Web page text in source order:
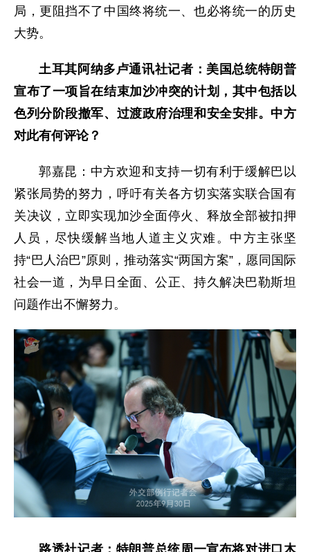
局，更阻挡不了中国终将统一、也必将统一的历史
大势。
土耳其阿纳多卢通讯社记者：美国总统特朗普
宣布了一项旨在结束加沙冲突的计划，其中包括以
色列分阶段撤军、过渡政府治理和安全安排。中方
对此有何评论？
郭嘉昆：中方欢迎和支持一切有利于缓解巴以
紧张局势的努力，呼吁有关各方切实落实联合国有
关决议，立即实现加沙全面停火、释放全部被扣押
人员，尽快缓解当地人道主义灾难。中方主张坚
持“巴人治巴”原则，推动落实“两国方案”，愿同国际
社会一道，为早日全面、公正、持久解决巴勒斯坦
问题作出不懈努力。